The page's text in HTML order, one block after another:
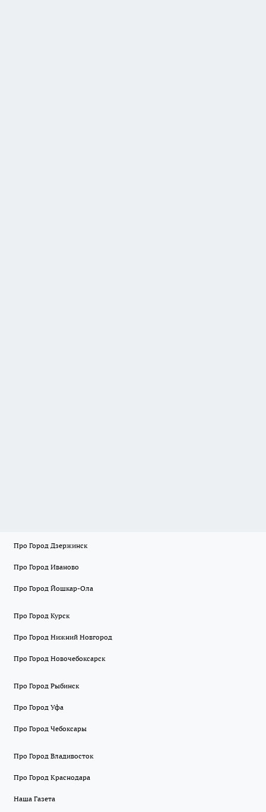
Про Город Дзержинск
Про Город Иваново
Про Город Йошкар-Ола
Про Город Курск
Про Город Нижний Новгород
Про Город Новочебоксарск
Про Город Рыбинск
Про Город Уфа
Про Город Чебоксары
Про Город Владивосток
Про Город Краснодара
Наша Газета